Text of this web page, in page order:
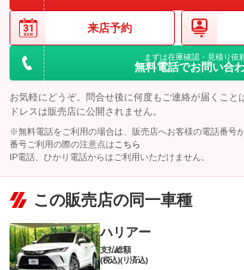
来店予約
まずは在庫確認・見積り依
無料電話でお問い合
お気軽にどうぞ。問合せ後に何度もご連絡が届くこと
ドレスは販売店に公開されません。
※無料電話をご利用の場合は、販売店へお客様の電話番号
番号ご利用の際の注意点は こちら
IP電話、ひかり電話からはご利用いただけません。
この販売店の同一車種
ハリアー
支払総額
(税込)(リ済込)